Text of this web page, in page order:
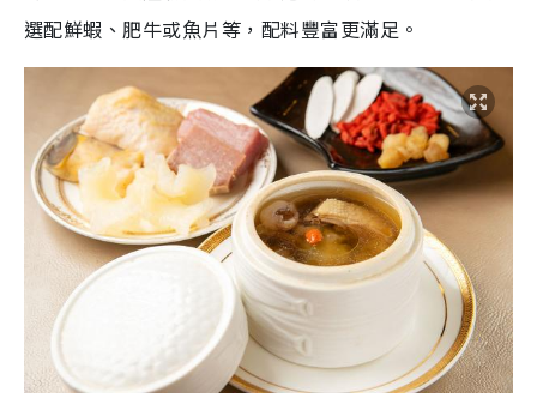
選配鮮蝦、肥牛或魚片等，配料豐富更滿足。